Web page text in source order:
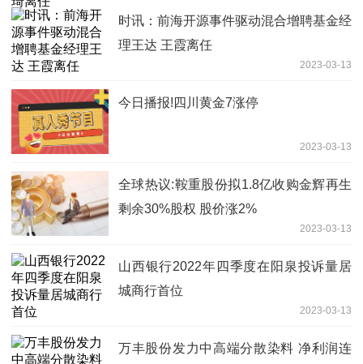
时讯：前海开源事件驱动混合增聘基金经
理王达 王霞离任
2023-03-13
今日播报!四川黄金7涨停
2023-03-13
全球热议:鞍重股份拟1.8亿收购金辉再生
剩余30%股权 股价涨2%
2023-03-13
山西银行2022年四季度在阳泉投诉量居
城商行首位
2023-03-13
万丰股份发力中高端分散染料 净利润连